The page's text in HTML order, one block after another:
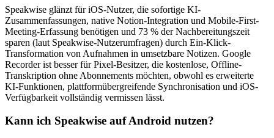
Speakwise glänzt für iOS-Nutzer, die sofortige KI-
Zusammenfassungen, native Notion-Integration und Mobile-First-
Meeting-Erfassung benötigen und 73 % der Nachbereitungszeit
sparen (laut Speakwise-Nutzerumfragen) durch Ein-Klick-
Transformation von Aufnahmen in umsetzbare Notizen. Google
Recorder ist besser für Pixel-Besitzer, die kostenlose, Offline-
Transkription ohne Abonnements möchten, obwohl es erweiterte
KI-Funktionen, plattformübergreifende Synchronisation und iOS-
Verfügbarkeit vollständig vermissen lässt.
Kann ich Speakwise auf Android nutzen?